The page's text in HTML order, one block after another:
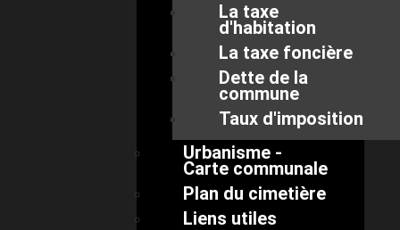
La taxe
d'habitation
La taxe foncière
Dette de la
commune
Taux d'imposition
Urbanisme -
Carte communale
Plan du cimetière
Liens utiles